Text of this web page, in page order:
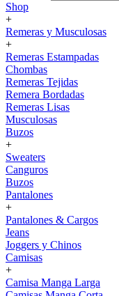
Shop
+
Remeras y Musculosas
+
Remeras Estampadas
Chombas
Remeras Tejidas
Remera Bordadas
Remeras Lisas
Musculosas
Buzos
+
Sweaters
Canguros
Buzos
Pantalones
+
Pantalones & Cargos
Jeans
Joggers y Chinos
Camisas
+
Camisa Manga Larga